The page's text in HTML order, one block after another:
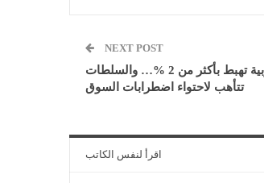
NEXT POST
أسهم كوريا الجنوبية تهبط بأكثر من 2 %… والسلطات
تتأهب لاحتواء اضطرابات السوق
اقرأ لنفس الكاتب